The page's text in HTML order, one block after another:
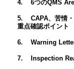
4. 6つのQMS
5. CAPA、苦情・
重点確認ポイント
6. Warning Letter
7. Inspection